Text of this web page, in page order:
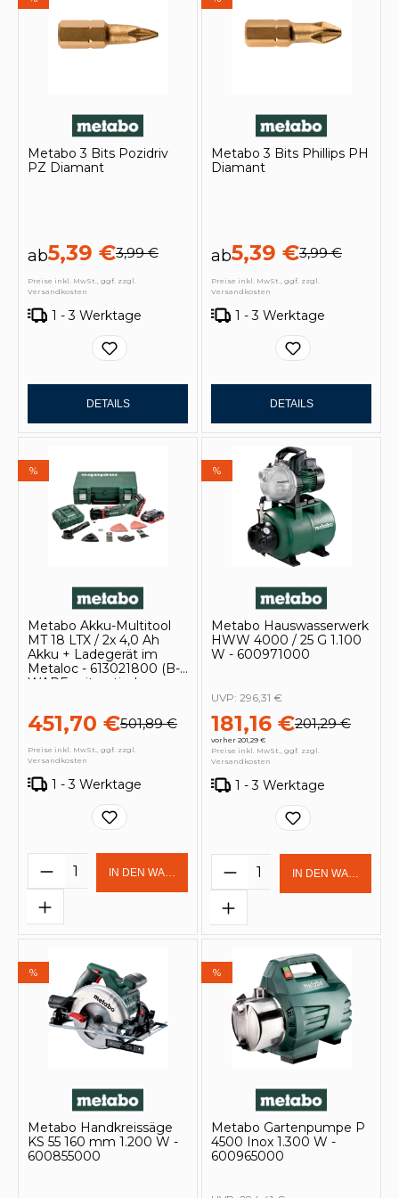
Metabo 3 Bits Pozidriv
PZ Diamant
ab5,39 €3,99 €
Preise inkl. MwSt., ggf. zzgl.
Versandkosten
1 - 3 Werktage
DETAILS
Metabo 3 Bits Phillips PH
Diamant
ab5,39 €3,99 €
Preise inkl. MwSt., ggf. zzgl.
Versandkosten
1 - 3 Werktage
DETAILS
%
Metabo Akku-Multitool
MT 18 LTX / 2x 4,0 Ah
Akku + Ladegerät im
Metaloc - 613021800 (B-
WARE mit optischen
451,70 €501,89 €
Preise inkl. MwSt., ggf. zzgl.
Versandkosten
1 - 3 Werktage
Produkt Anzahl: Gib den
IN DEN WARENKORB
%
Metabo Hauswasserwerk
HWW 4000 / 25 G 1.100
W - 600971000
181,16 €201,29 €
vorher 201,29 €
UVP: 296,31 €
Preise inkl. MwSt., ggf. zzgl.
Versandkosten
1 - 3 Werktage
Produkt Anzahl:
IN DEN
%
Metabo Handkreissäge
KS 55 160 mm 1.200 W -
600855000
%
Metabo Gartenpumpe P
4500 Inox 1.300 W -
600965000